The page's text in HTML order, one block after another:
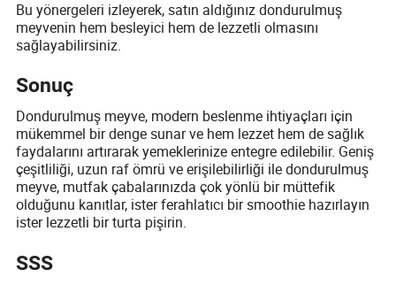
Bu yönergeleri izleyerek, satın aldığınız dondurulmuş
meyvenin hem besleyici hem de lezzetli olmasını
sağlayabilirsiniz.
Sonuç
Dondurulmuş meyve, modern beslenme ihtiyaçları için
mükemmel bir denge sunar ve hem lezzet hem de sağlık
faydalarını artırarak yemeklerinize entegre edilebilir. Geniş
çeşitliliği, uzun raf ömrü ve erişilebilirliği ile dondurulmuş
meyve, mutfak çabalarınızda çok yönlü bir müttefik
olduğunu kanıtlar, ister ferahlatıcı bir smoothie hazırlayın
ister lezzetli bir turta pişirin.
SSS